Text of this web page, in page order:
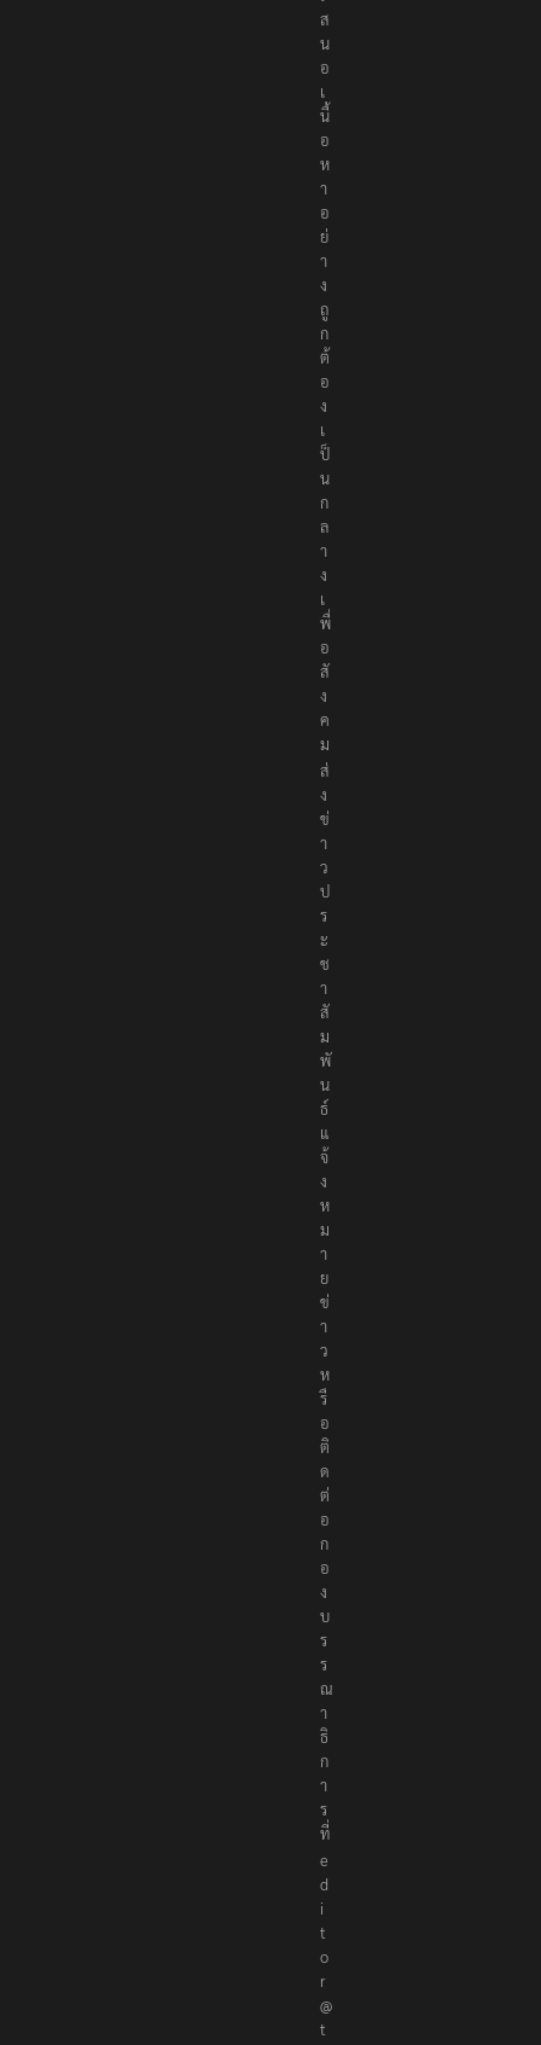
นำ
เ
ส
น
อ
เ
นื้
อ
ห
า
อ
ย่
า
ง
ถู
ก
ต้
อ
ง
เ
ป็
น
ก
ล
า
ง
เ
พื่
อ
สั
ง
ค
ม
ส่
ง
ข่
า
ว
ป
ร
ะ
ช
า
สั
ม
พั
น
ธ์
แ
จ้
ง
ห
ม
า
ย
ข่
า
ว
ห
รื
อ
ติ
ด
ต่
อ
ก
อ
ง
บ
ร
ร
ณ
า
ธิ
ก
า
ร
ที่
e
d
i
t
o
r